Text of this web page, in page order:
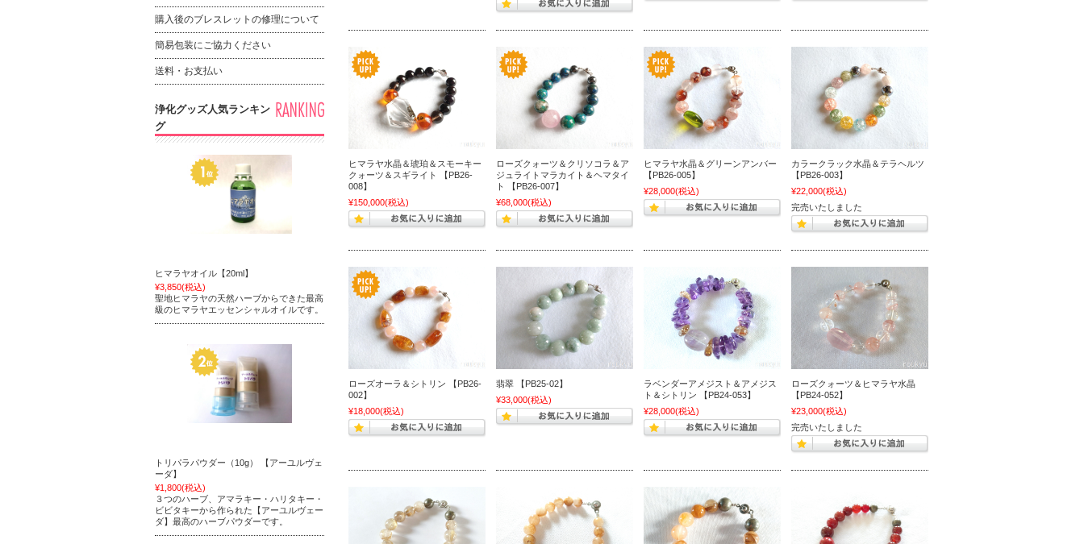
ヒマラヤ水晶＆琥珀＆スモーキー
クォーツ＆スギライト 【PB26-
008】
¥150,000(税込)
ローズクォーツ＆クリソコラ＆ア
ジュライトマラカイト＆ヘマタイ
ト 【PB26-007】
¥68,000(税込)
ヒマラヤ水晶＆グリーンアンバー
【PB26-005】
¥28,000(税込)
カラークラック水晶＆テラヘルツ
【PB26-003】
¥22,000(税込)
完売いたしました
ローズオーラ＆シトリン 【PB26-
002】
¥18,000(税込)
翡翠 【PB25-02】
¥33,000(税込)
ラベンダーアメジスト＆アメジス
ト＆シトリン 【PB24-053】
¥28,000(税込)
ローズクォーツ＆ヒマラヤ水晶
【PB24-052】
¥23,000(税込)
完売いたしました
購入後のブレスレットの修理について
簡易包装にご協力ください
送料・お支払い
浄化グッズ人気ランキン
グ
ヒマラヤオイル【20ml】
¥3,850(税込)
聖地ヒマラヤの天然ハーブからできた最高
級のヒマラヤエッセンシャルオイルです。
トリパラパウダー（10g） 【アーユルヴェ
ーダ】
¥1,800(税込)
３つのハーブ、アマラキー・ハリタキー・
ビビタキーから作られた【アーユルヴェー
ダ】最高のハーブパウダーです。